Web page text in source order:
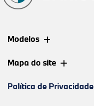
Modelos
Mapa do site
Política de Privacidade